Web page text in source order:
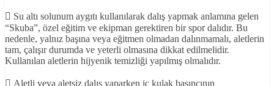
 Su altı solunum aygıtı kullanılarak dalış yapmak anlamına gelen
“Skuba”, özel eğitim ve ekipman gerektiren bir spor dalıdır. Bu
nedenle, yalnız başına veya eğitmen olmadan dalınmamalı, aletlerin
tam, çalışır durumda ve yeterli olmasına dikkat edilmelidir.
Kullanılan aletlerin hijyenik temizliği yapılmış olmalıdır.
 Aletli veya aletsiz dalış yaparken iç kulak basıncının